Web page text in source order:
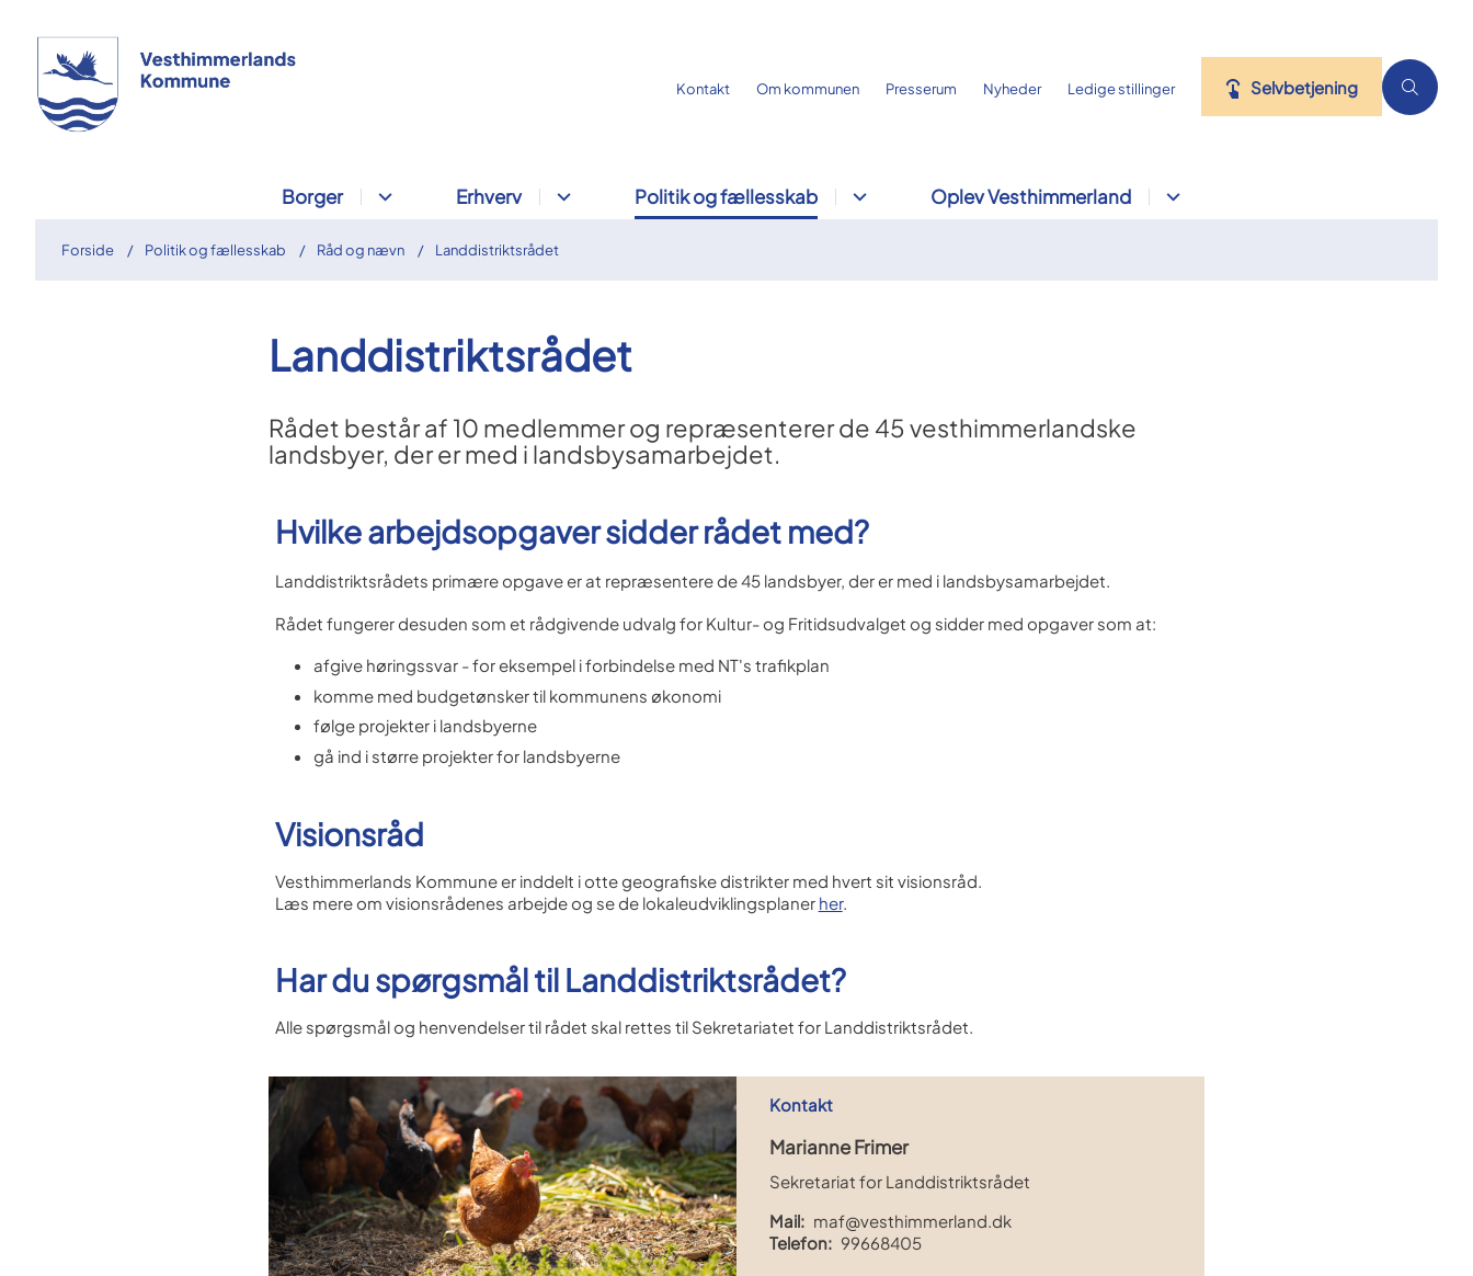
Kontakt Om kommunen Presserum Nyheder Ledige stillinger Selvbetjening
Borger Erhverv Politik og fællesskab Oplev Vesthimmerland
Forside Politik og fællesskab Råd og nævn Landdistriktsrådet
Landdistriktsrådet
Rådet består af 10 medlemmer og repræsenterer de 45 vesthimmerlandske
landsbyer, der er med i landsbysamarbejdet.
Hvilke arbejdsopgaver sidder rådet med?
Landdistriktsrådets primære opgave er at repræsentere de 45 landsbyer, der er med i landsbysamarbejdet.
Rådet fungerer desuden som et rådgivende udvalg for Kultur- og Fritidsudvalget og sidder med opgaver som at:
afgive høringssvar - for eksempel i forbindelse med NT's trafikplan
komme med budgetønsker til kommunens økonomi
følge projekter i landsbyerne
gå ind i større projekter for landsbyerne
Visionsråd
Vesthimmerlands Kommune er inddelt i otte geografiske distrikter med hvert sit visionsråd.
Læs mere om visionsrådenes arbejde og se de lokaleudviklingsplaner her.
Har du spørgsmål til Landdistriktsrådet?
Alle spørgsmål og henvendelser til rådet skal rettes til Sekretariatet for Landdistriktsrådet.
Kontakt
Marianne Frimer
Sekretariat for Landdistriktsrådet
Mail: maf@vesthimmerland.dk
Telefon: 99668405